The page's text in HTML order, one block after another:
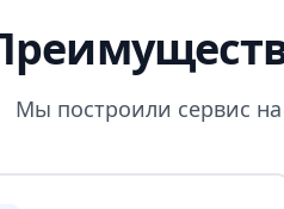
Мы построили сервис